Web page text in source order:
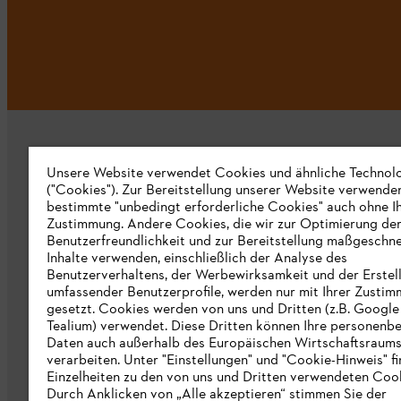
Unternehmen
Über uns
Katalog zum Download
STIHL Hinweisgebersystem
Presse
Unsere Website verwendet Cookies und ähnliche
("Cookies"). Zur Bereitstellung unserer Website
bestimmte "unbedingt erforderliche Cookies" auch ohne
Zustimmung. Andere Cookies, die wir zur Optimierung der
Benutzerfreundlichkeit und zur Bereitstellung
Inhalte verwenden, einschließlich der Analyse des
Benutzerverhaltens, der Werbewirksamkeit und der
umfassender Benutzerprofile, werden nur mit Ihrer
gesetzt. Cookies werden von uns und Dritten (z.B.
Tealium) verwendet. Diese Dritten können Ihre
Daten auch außerhalb des Europäischen Wirtschaftsraums
verarbeiten. Unter "Einstellungen" und "Cookie-Hinweis"
Einzelheiten zu den von uns und Dritten verwendeten
Durch Anklicken von „Alle akzeptieren“ stimmen Sie der